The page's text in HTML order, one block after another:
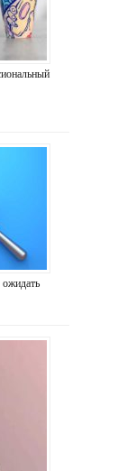
ожидать